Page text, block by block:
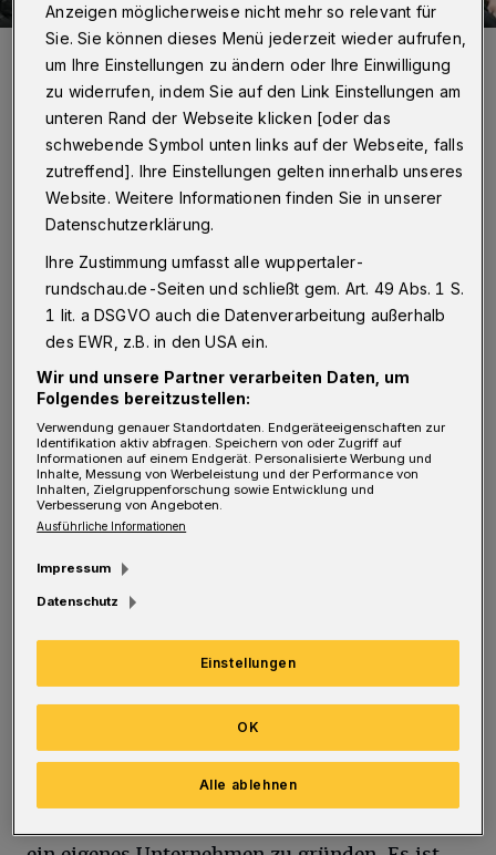
Einige Schülerinnen und Schuler des Unternehmens „ValleyVintage
Wuppertal“.
Foto: Simone Bahrmann
Von Milka Vidovic
I m Rahmen des Projektkurses
Sozialwissenschaften haben 14
des Gymnasiums Bayreuther Straße die Firma
„ValleyVintage Wuppertal“ gegründet und das
Kartenspiel „Wuppercards“ auf den Markt
gebracht.
beruflichen Leben von Vorteil sein kann, und
wir entschieden uns dazu, eine Schülerfirma
zu gründen. Die basiert auf dem Junior-
Programm des Instituts der deutschen
Wirtschaft Köln und bietet Schülern
Anzeigen möglicherweise nicht mehr so relevant für
Sie. Sie können dieses Menü jederzeit wieder aufrufen,
um Ihre Einstellungen zu ändern oder Ihre Einwilligung
zu widerrufen, indem Sie auf den Link Einstellungen am
unteren Rand der Webseite klicken [oder das
schwebende Symbol unten links auf der Webseite, falls
zutreffend]. Ihre Einstellungen gelten innerhalb unseres
Website. Weitere Informationen finden Sie in unserer
Datenschutzerklärung.
Ihre Zustimmung umfasst alle wuppertaler-
rundschau.de-Seiten und schließt gem. Art. 49 Abs. 1 S.
1 lit. a DSGVO auch die Datenverarbeitung außerhalb
des EWR, z.B. in den USA ein.
Wir und unsere Partner verarbeiten Daten, um
Folgendes bereitzustellen:
Verwendung genauer Standortdaten. Endgeräteeigenschaften zur
Identifikation aktiv abfragen. Speichern von oder Zugriff auf
Informationen auf einem Endgerät. Personalisierte Werbung und
Inhalte, Messung von Werbeleistung und der Performance von
Inhalten, Zielgruppenforschung sowie Entwicklung und
Verbesserung von Angeboten.
Ausführliche Informationen
Impressum
Datenschutz
Einstellungen
Alle ablehnen
OK